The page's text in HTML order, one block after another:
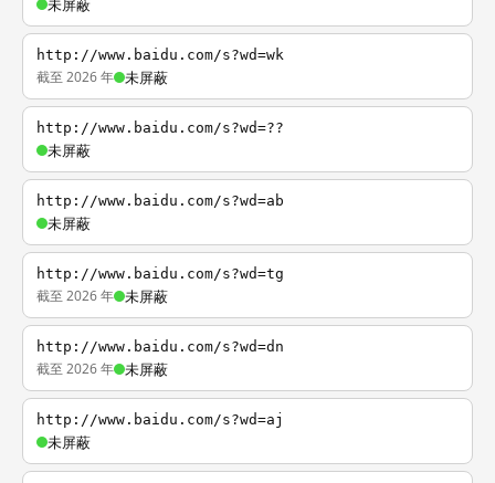
未屏蔽
http://www.baidu.com/s?wd=wk
截至 2026 年 未屏蔽
http://www.baidu.com/s?wd=??
未屏蔽
http://www.baidu.com/s?wd=ab
未屏蔽
http://www.baidu.com/s?wd=tg
截至 2026 年 未屏蔽
http://www.baidu.com/s?wd=dn
截至 2026 年 未屏蔽
http://www.baidu.com/s?wd=aj
未屏蔽